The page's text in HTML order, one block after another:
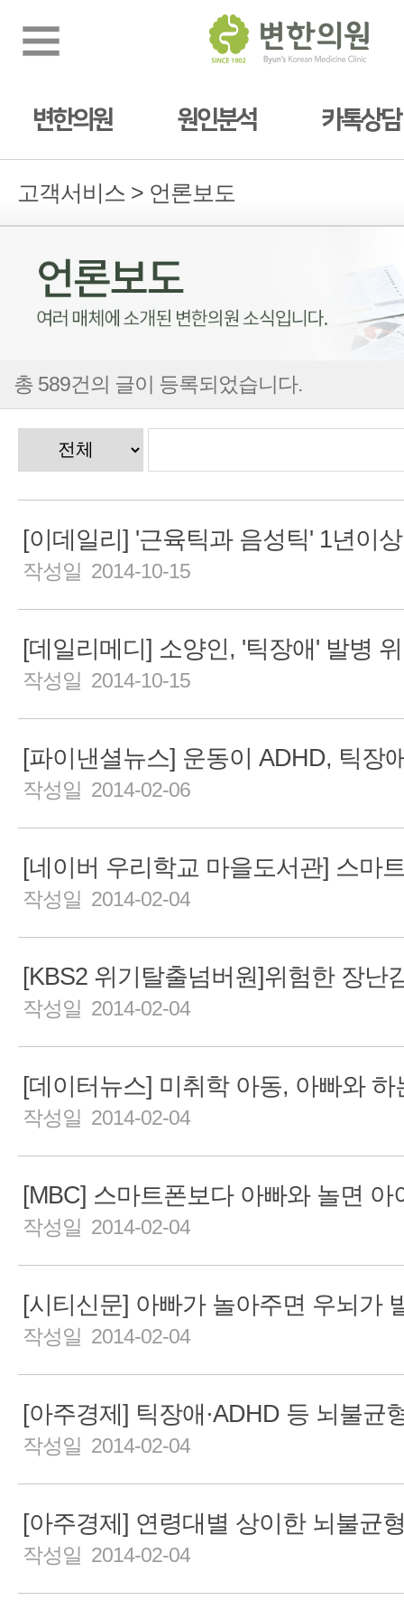
변한의원 원인분석 카톡상담
고객서비스 > 언론보도
총 589건의 글이 등록되었습니다.
작성일 2014-10-15
[데일리메디] 소양인, '틱장애' 발병
작성일 2014-10-15
작성일 2014-02-06
작성일 2014-02-04
작성일 2014-02-04
작성일 2014-02-04
작성일 2014-02-04
[시티신문] 아빠가 놀아주면 우뇌가
작성일 2014-02-04
작성일 2014-02-04
작성일 2014-02-04